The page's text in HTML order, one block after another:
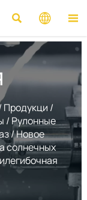
  
Продукци /
/ Рулонные
/Новое
солнечных